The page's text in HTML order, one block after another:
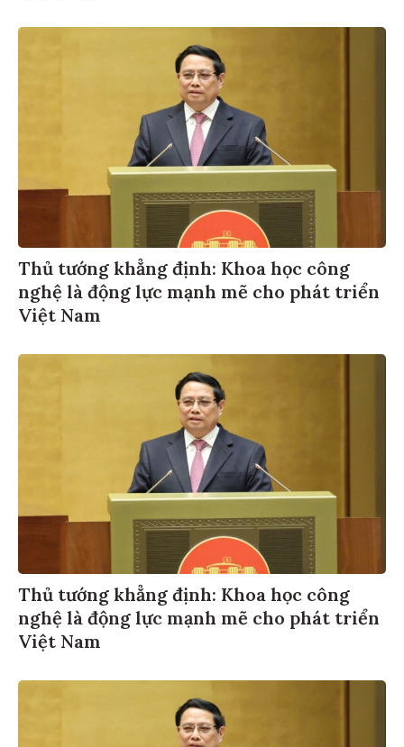
Thủ tướng khẳng định: Khoa học công
nghệ là động lực mạnh mẽ cho phát triển
Việt Nam
Thủ tướng khẳng định: Khoa học công
nghệ là động lực mạnh mẽ cho phát triển
Việt Nam